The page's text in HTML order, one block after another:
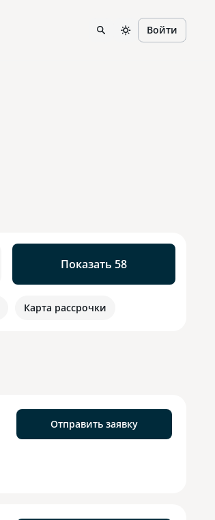
Войти
Показать 58
Карта рассрочки
Отправить заявку